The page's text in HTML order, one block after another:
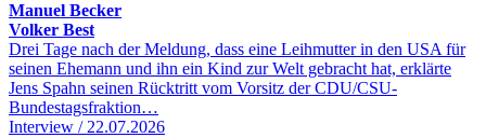
Manuel Becker
Volker Best
Drei Tage nach der Meldung, dass eine Leihmutter in den USA für
seinen Ehemann und ihn ein Kind zur Welt gebracht hat, erklärte
Jens Spahn seinen Rücktritt vom Vorsitz der CDU/CSU-
Bundestagsfraktion…
Interview / 22.07.2026